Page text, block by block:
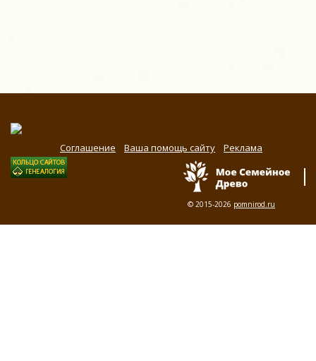
Соглашение Ваша помощь сайту Реклама
© 2015-2026 pomnirod.ru